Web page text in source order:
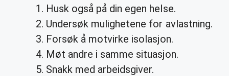
Husk også på din egen helse.
Undersøk mulighetene for avlastning.
Forsøk å motvirke isolasjon.
Møt andre i samme situasjon.
Snakk med arbeidsgiver.